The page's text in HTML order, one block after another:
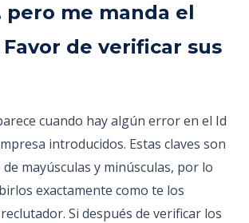
pero me manda el
de verificar sus
cuando hay algún error en el Id
introducidos. Estas claves son
mayúsculas y minúsculas, por lo
exactamente como te los
Si después de verificar los